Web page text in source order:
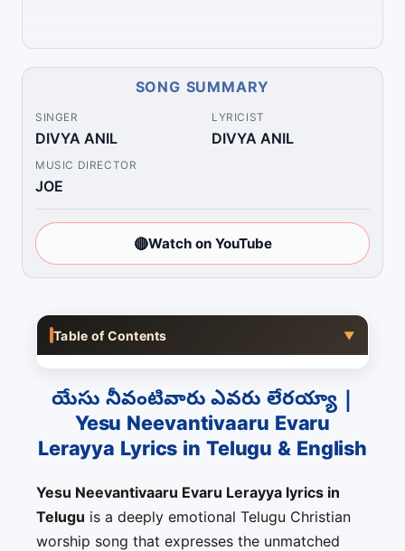
SONG SUMMARY
SINGER
DIVYA ANIL
LYRICIST
DIVYA ANIL
MUSIC DIRECTOR
JOE
🔴Watch on YouTube
Table of Contents ▼
యేసు నీవంటివారు ఎవరు లేరయ్యా |
Yesu Neevantivaaru Evaru
Lerayya Lyrics in Telugu & English
Yesu Neevantivaaru Evaru Lerayya lyrics in
Telugu is a deeply emotional Telugu Christian
worship song that expresses the unmatched